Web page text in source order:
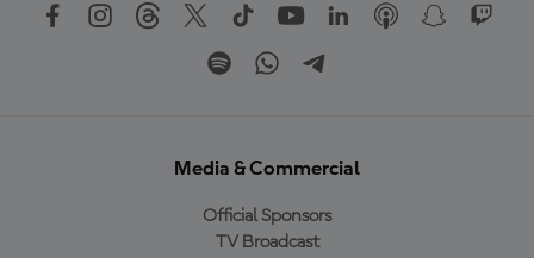
Media & Commercial
Official Sponsors
TV Broadcast